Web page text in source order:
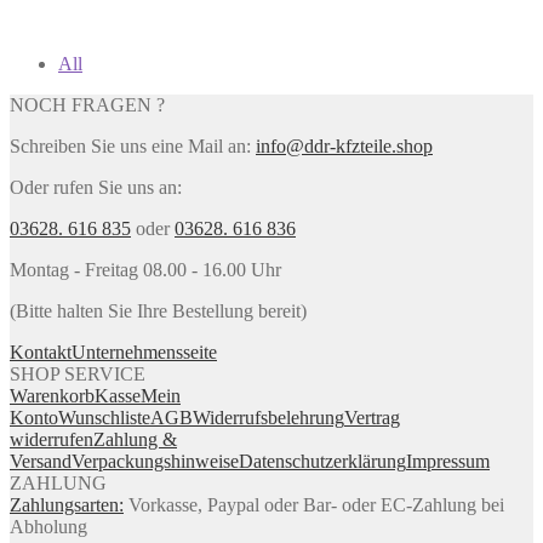
All
NOCH FRAGEN ?
Schreiben Sie uns eine Mail an: info@ddr-kfzteile.shop
Oder rufen Sie uns an:
03628. 616 835 oder03628. 616 836
Montag - Freitag 08.00 - 16.00 Uhr
(Bitte halten Sie Ihre Bestellung bereit)
KontaktUnternehmensseite
SHOP SERVICE
WarenkorbKasseMein
KontoWunschlisteAGBWiderrufsbelehrungVertrag
widerrufenZahlung &
VersandVerpackungshinweiseDatenschutzerklärungImpressum
ZAHLUNG
Zahlungsarten: Vorkasse, Paypal oder Bar- oder EC-Zahlung bei
Abholung